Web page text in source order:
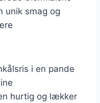
unik smag og
i en pande
hurtig og lækker